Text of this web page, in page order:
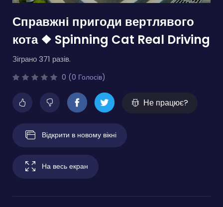
Справжні пригоди вертлявого
кота ❖ Spinning Cat Real Driving
Зіграно 371 разів.
0 (0 Голосів)
Не працює?
Відкрити в новому вікні
На весь екран